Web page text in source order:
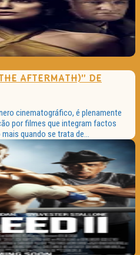
AFTERMATH)” DE
cinematográfico, é plenamente
por filmes que integram factos
quando se trata de...